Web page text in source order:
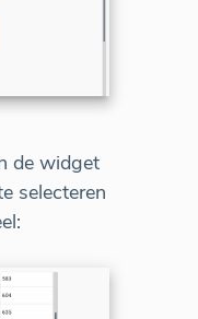
de widget
selecteren